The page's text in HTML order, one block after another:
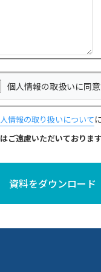
個人情報の取扱いに同
情報の取り扱いについて
遠慮いただいております
資料をダウンロード